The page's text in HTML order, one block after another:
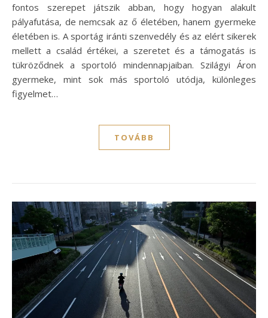
fontos szerepet játszik abban, hogy hogyan alakult
pályafutása, de nemcsak az ő életében, hanem gyermeke
életében is. A sportág iránti szenvedély és az elért sikerek
mellett a család értékei, a szeretet és a támogatás is
tükröződnek a sportoló mindennapjaiban. Szilágyi Áron
gyermeke, mint sok más sportoló utódja, különleges
figyelmet…
TOVÁBB